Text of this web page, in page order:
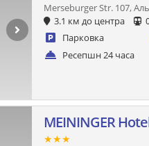
Merseburger Str. 107,
3.1 км до центра
Парковка
Ресепшн 24 часа
MEININGER
★★★